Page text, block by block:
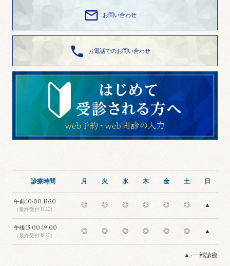
 お問い合わせ
 お電話でのお問い合わせ
診療時間 月 火 水 木 金 土 日
午前10:00-13:30
（最終受付 13:20）
◎ ◎ ◎ ◎ ◎ ◎ ▲
午後15:00-19:00
（最終受付 18:20）
◎ ◎ ◎ ◎ ◎ ◎ ▲
▲ : 一部診療